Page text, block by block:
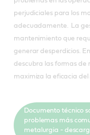
perjudiciales para los
adecuadamente. La
mantenimiento que
generar desperdicios.
descubra las formas de
maximiza la eficacia del
Documento técnico
problemas más
metalurgia -